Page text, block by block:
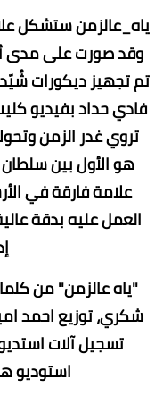
ياه_عالزمن ستشكل
وقد صورت على مدى
تم تجهيز ديكورات
فادي حداد بفيديو
تروي غدر الزمن
هو الأول بين
علامة فارقة في
العمل عليه بدقة
"ياه عالزمن" من
شكري، توزيع احمد
تسجيل آلات
استوديو